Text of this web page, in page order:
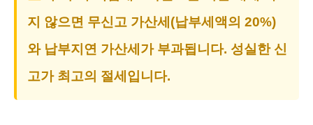
지 않으면 무신고 가산세(납부세액의 20%)
와 납부지연 가산세가 부과됩니다. 성실한 신
고가 최고의 절세입니다.